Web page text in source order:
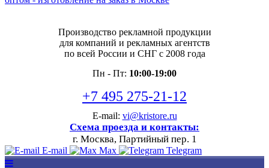
Производство рекламной продукции
для компаний и рекламных агентств
по всей России и СНГ с 2008 года
Пн - Пт: 10:00-19:00
+7 495 275-21-12
E-mail: vi@kristore.ru
Схема проезда и контакты:
г. Москва, Партийный пер. 1
E-mail Max Telegram